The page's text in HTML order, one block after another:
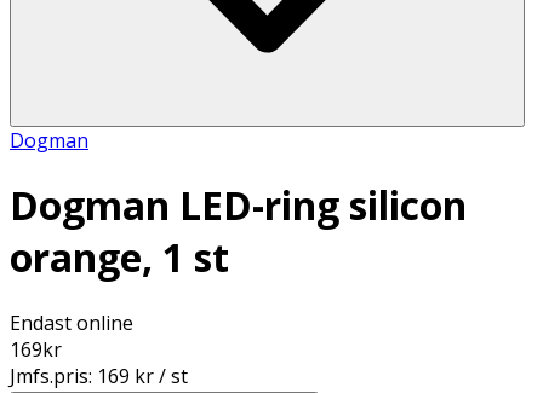
Dogman
Dogman LED-ring silicon
orange, 1 st
Endast online
169kr
Jmfs.pris: 169 kr / st